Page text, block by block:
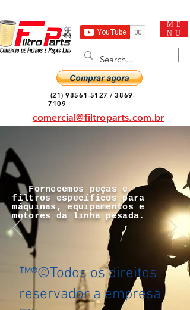
ME
NU
(21) 98561-5127 /3869-
7109
comercial@filtroparts.com.br
Fornecemos peças e
filtros específicos para
máquinas, equipamentos e
motores da linha pesada.
™®©Todos os direitos
reservador a empresa